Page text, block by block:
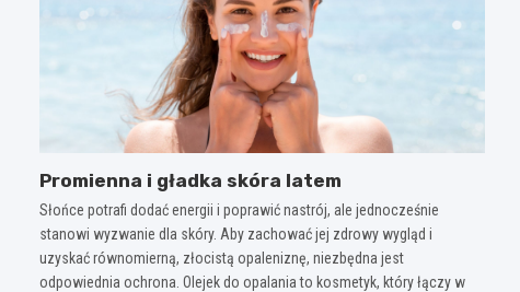
Promienna i gładka skóra latem
Słońce potrafi dodać energii i poprawić nastrój, ale jednocześnie
stanowi wyzwanie dla skóry. Aby zachować jej zdrowy wygląd i
uzyskać równomierną, złocistą opaleniznę, niezbędna jest
odpowiednia ochrona. Olejek do opalania to kosmetyk, który łączy w